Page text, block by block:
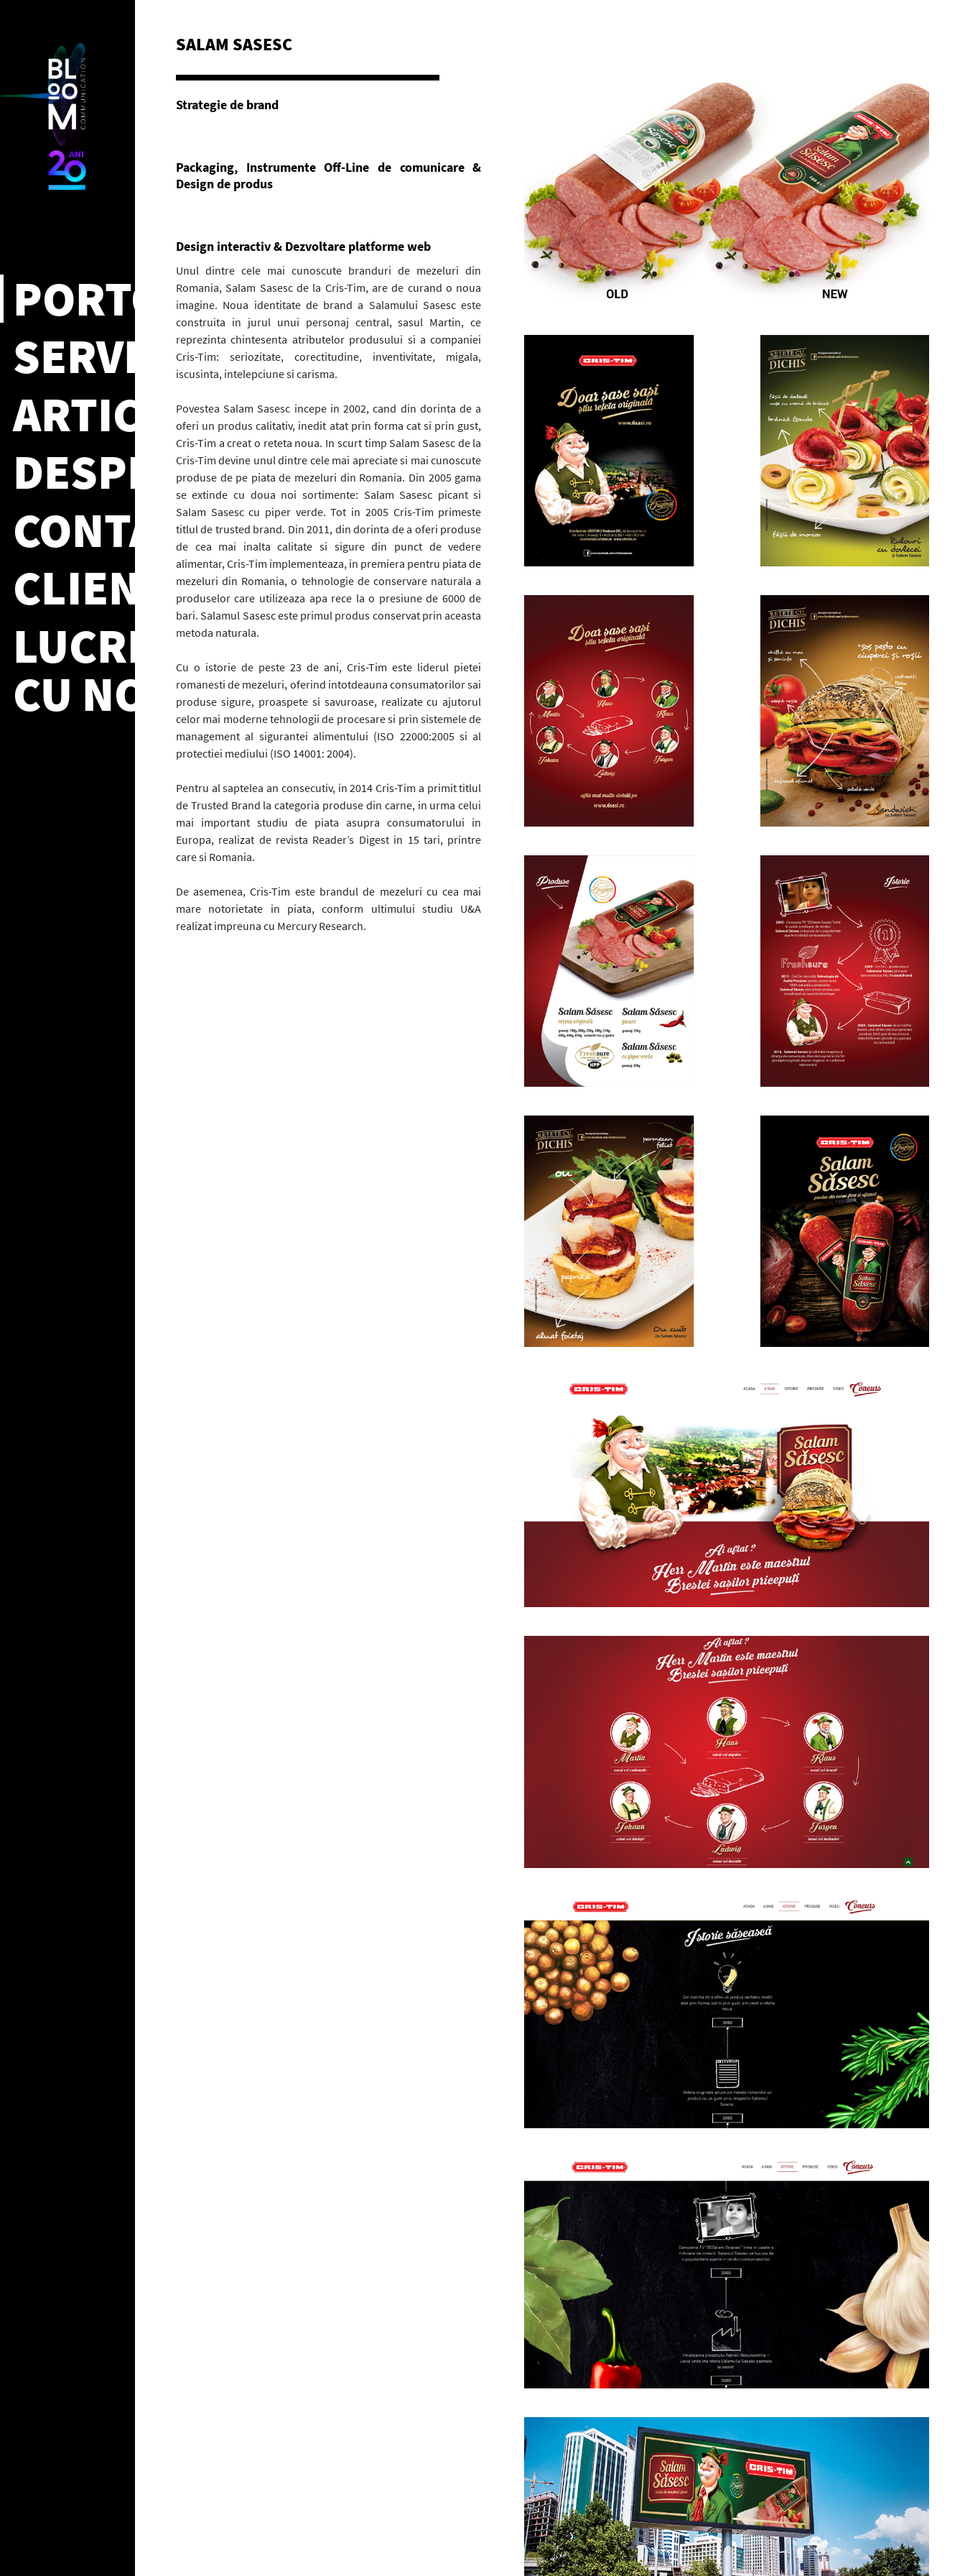
PORTOFOLIU
SERVICII
ARTICOLE
DESPRE NOI
CONTACT
CLIENTI
LUCREAZA
CU NOI
SALAM SASESC
Strategie de brand
Packaging, Instrumente Off-Line de comunicare &
Design de produs
Design interactiv & Dezvoltare platforme web
Unul dintre cele mai cunoscute branduri de mezeluri din
Romania, Salam Sasesc de la Cris-Tim, are de curand o noua
imagine. Noua identitate de brand a Salamului Sasesc este
construita in jurul unui personaj central, sasul Martin, ce
reprezinta chintesenta atributelor produsului si a companiei
Cris-Tim: seriozitate, corectitudine, inventivitate, migala,
iscusinta, intelepciune si carisma.
Povestea Salam Sasesc incepe in 2002, cand din dorinta de a
oferi un produs calitativ, inedit atat prin forma cat si prin gust,
Cris-Tim a creat o reteta noua. In scurt timp Salam Sasesc de la
Cris-Tim devine unul dintre cele mai apreciate si mai cunoscute
produse de pe piata de mezeluri din Romania. Din 2005 gama
se extinde cu doua noi sortimente: Salam Sasesc picant si
Salam Sasesc cu piper verde. Tot in 2005 Cris-Tim primeste
titlul de trusted brand. Din 2011, din dorinta de a oferi produse
de cea mai inalta calitate si sigure din punct de vedere
alimentar, Cris-Tim implementeaza, in premiera pentru piata de
mezeluri din Romania, o tehnologie de conservare naturala a
produselor care utilizeaza apa rece la o presiune de 6000 de
bari. Salamul Sasesc este primul produs conservat prin aceasta
metoda naturala.
Cu o istorie de peste 23 de ani, Cris-Tim este liderul pietei
romanesti de mezeluri, oferind intotdeauna consumatorilor sai
produse sigure, proaspete si savuroase, realizate cu ajutorul
celor mai moderne tehnologii de procesare si prin sistemele de
management al sigurantei alimentului (ISO 22000:2005 si al
protectiei mediului (ISO 14001: 2004).
Pentru al saptelea an consecutiv, in 2014 Cris-Tim a primit titlul
de Trusted Brand la categoria produse din carne, in urma celui
mai important studiu de piata asupra consumatorului in
Europa, realizat de revista Reader’s Digest in 15 tari, printre
care si Romania.
De asemenea, Cris-Tim este brandul de mezeluri cu cea mai
mare notorietate in piata, conform ultimului studiu U&A
realizat impreuna cu Mercury Research.